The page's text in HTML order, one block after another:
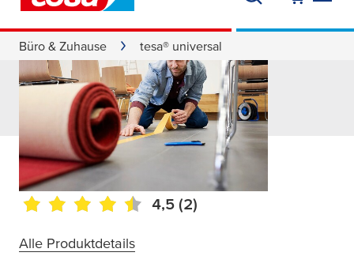
Büro & Zuhause tesa® universal
tesa® universal
4,5 (2)
Alle Produktdetails